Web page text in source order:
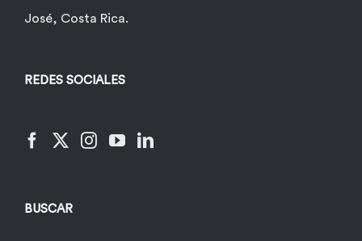
José, Costa Rica.
REDES SOCIALES
BUSCAR